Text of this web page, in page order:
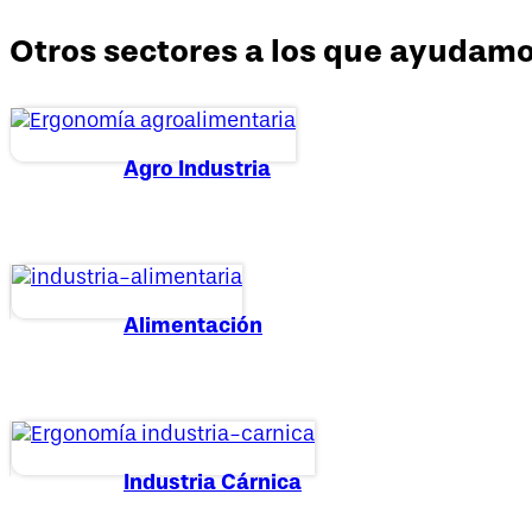
Otros sectores a los que
Agro Industria
Alimentación
Industria Cárnica